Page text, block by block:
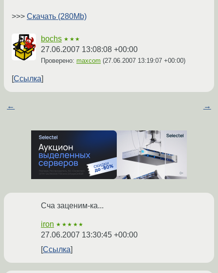
>>> Скачать (280Mb)
bochs ★★★
27.06.2007 13:08:08 +00:00
Проверено: maxcom (27.06.2007 13:19:07 +00:00)
Ссылка
← →
Сча заценим-ка...
iron ★★★★★
27.06.2007 13:30:45 +00:00
Ссылка